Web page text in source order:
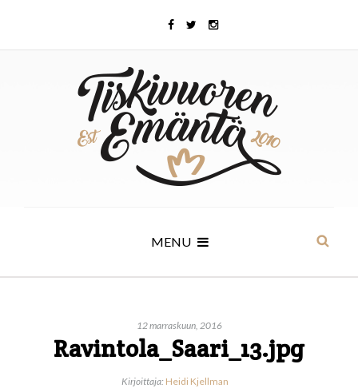
MENU
12 marraskuun, 2016
Ravintola_Saari_13.jpg
Kirjoittaja: Heidi Kjellman